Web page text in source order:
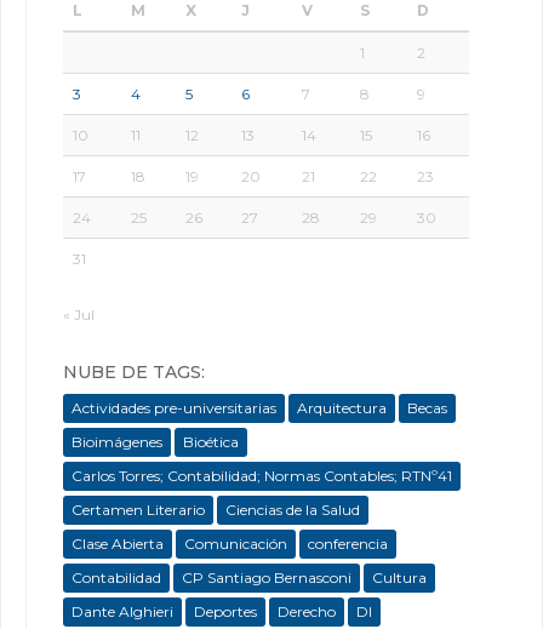
L M X J V S D
1 2
3 4 5 6 7 8 9
10 11 12 13 14 15 16
17 18 19 20 21 22 23
24 25 26 27 28 29 30
31
« Jul
NUBE DE TAGS:
Actividades pre-universitarias Arquitectura
Becas
Bioimágenes
Bioética
Carlos Torres; Contabilidad; Normas Contables; RTNº41
Certamen Literario
Ciencias de la Salud
Clase Abierta
Comunicación
conferencia
Contabilidad
CP Santiago Bernasconi
Cultura
Dante Alghieri
Deportes Derecho
DI